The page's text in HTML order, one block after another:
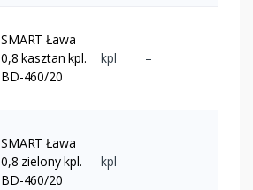
SMART Ława
0,8 kasztan kpl.
BD-460/20
kpl –
SMART Ława
0,8 zielony kpl.
BD-460/20
kpl –